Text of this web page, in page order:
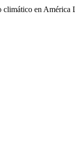
climático en América